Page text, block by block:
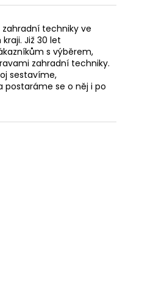
zahradní techniky ve
Již 30 let
s výběrem,
zahradní techniky.
sestavíme,
postaráme se o něj i po